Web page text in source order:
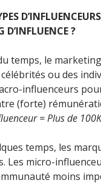
D’INFLUENCE ?
temps, le
ou des
influenceurs
(forte)
= Plus de
temps, les
Les micro-
moins